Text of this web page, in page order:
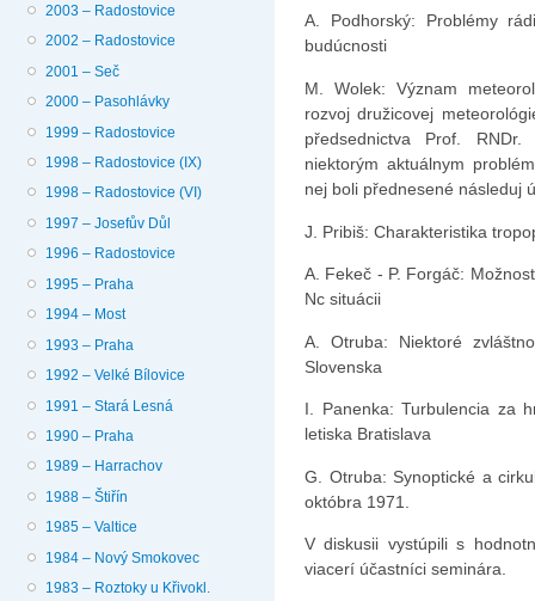
2003 – Radostovice
2002 – Radostovice
2001 – Seč
2000 – Pasohlávky
1999 – Radostovice
1998 – Radostovice (IX)
1998 – Radostovice (VI)
1997 – Josefův Důl
1996 – Radostovice
1995 – Praha
1994 – Most
1993 – Praha
1992 – Velké Bílovice
1991 – Stará Lesná
1990 – Praha
1989 – Harrachov
1988 – Štiřín
1985 – Valtice
1984 – Nový Smokovec
1983 – Roztoky u Křivokl.
A. Podhorský: Problémy
budúcnosti
M. Wolek: Význam
rozvoj družicovej
předsednictva Prof. RNDr.
niektorým aktuálnym
nej boli přednesené následuj
J. Pribiš: Charakteristika
A. Fekeč - P. Forgáč:
Nc situácii
A. Otruba: Niektoré
Slovenska
I. Panenka: Turbulencia za
letiska Bratislava
G. Otruba: Synoptické a
októbra 1971.
V diskusii vystúpili s
viacerí účastníci seminára.